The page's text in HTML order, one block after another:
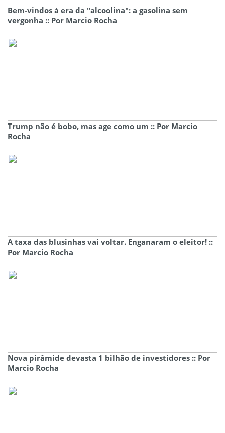
Bem-vindos à era da "alcoolina": a gasolina sem
vergonha :: Por Marcio Rocha
Trump não é bobo, mas age como um :: Por Marcio
Rocha
A taxa das blusinhas vai voltar. Enganaram o eleitor! ::
Por Marcio Rocha
Nova pirâmide devasta 1 bilhão de investidores :: Por
Marcio Rocha